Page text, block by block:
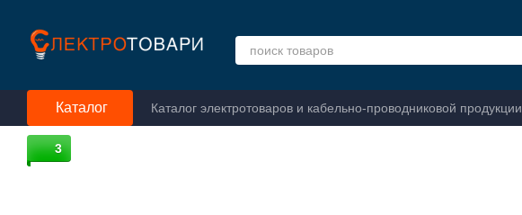
Каталог Каталог электротоваров и кабельно-проводниковой продукции
3